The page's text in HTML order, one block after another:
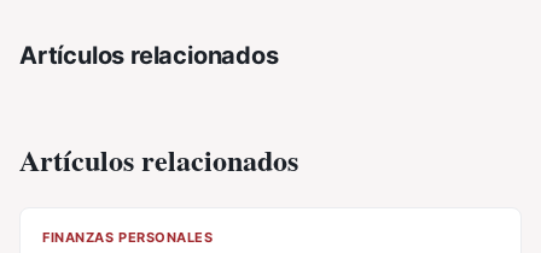
Artículos relacionados
Artículos relacionados
FINANZAS PERSONALES